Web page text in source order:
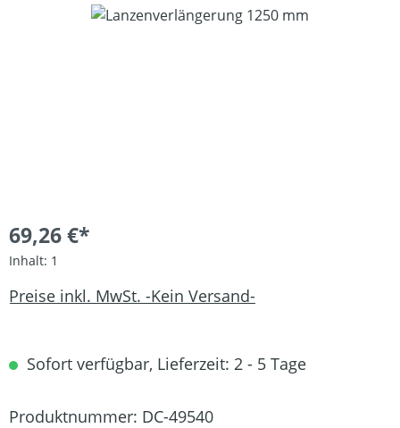
Bildergalerie überspringen
69,26 €*
Inhalt: 1
Preise inkl. MwSt. -Kein Versand-
Sofort verfügbar, Lieferzeit: 2 - 5 Tage
Produktnummer: DC-49540